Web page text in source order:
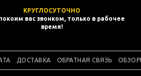
КРУГЛОСУТОЧНО
вас звонком, только в рабочее
время!
ДОСТАВКА ОБРАТНАЯ СВЯЗЬ